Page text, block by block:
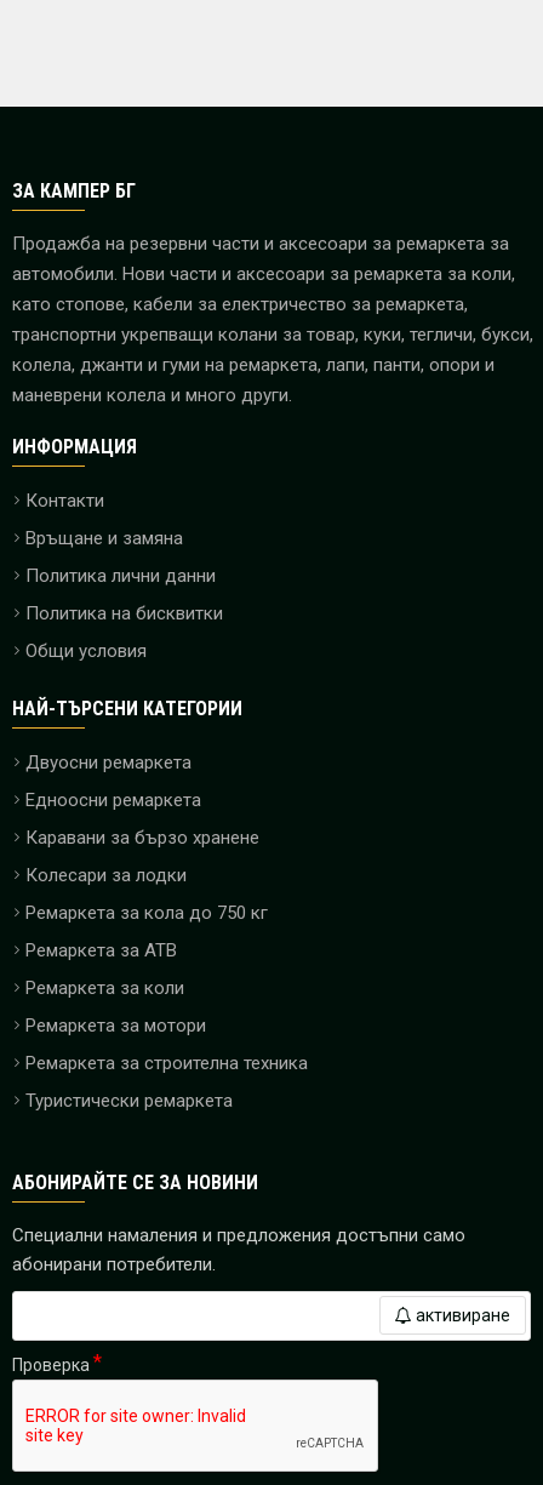
ЗА КАМПЕР БГ
Продажба на резервни части и аксесоари за ремаркета за
автомобили. Нови части и аксесоари за ремаркета за коли,
като стопове, кабели за електричество за ремаркета,
транспортни укрепващи колани за товар, куки, тегличи, букси,
колела, джанти и гуми на ремаркета, лапи, панти, опори и
маневрени колела и много други.
ИНФОРМАЦИЯ
Контакти
Връщане и замяна
Политика лични данни
Политика на бисквитки
Общи условия
НАЙ-ТЪРСЕНИ КАТЕГОРИИ
Двуосни ремаркета
Едноосни ремаркета
Каравани за бързо хранене
Колесари за лодки
Ремаркета за кола до 750 кг
Ремаркета за ATB
Ремаркета за коли
Ремаркета за мотори
Ремаркета за строителна техника
Туристически ремаркета
АБОНИРАЙТЕ СЕ ЗА НОВИНИ
Специални намаления и предложения достъпни само
абонирани потребители.
активиране
Проверка